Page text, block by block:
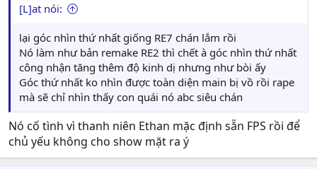
[L]at nói:
lại góc nhìn thứ nhất giống RE7 chán lắm rồi
Nó làm như bản remake RE2 thì chết à góc nhìn thứ nhất
công nhận tăng thêm độ kinh dị nhưng như bòi ấy
Góc thứ nhất ko nhìn được toàn diện main bị vồ rồi rape
mà sẽ chỉ nhìn thấy con quái nó abc siêu chán
Nó cố tình vì thanh niên Ethan mặc định sẵn FPS rồi để
chủ yếu không cho show mặt ra ý